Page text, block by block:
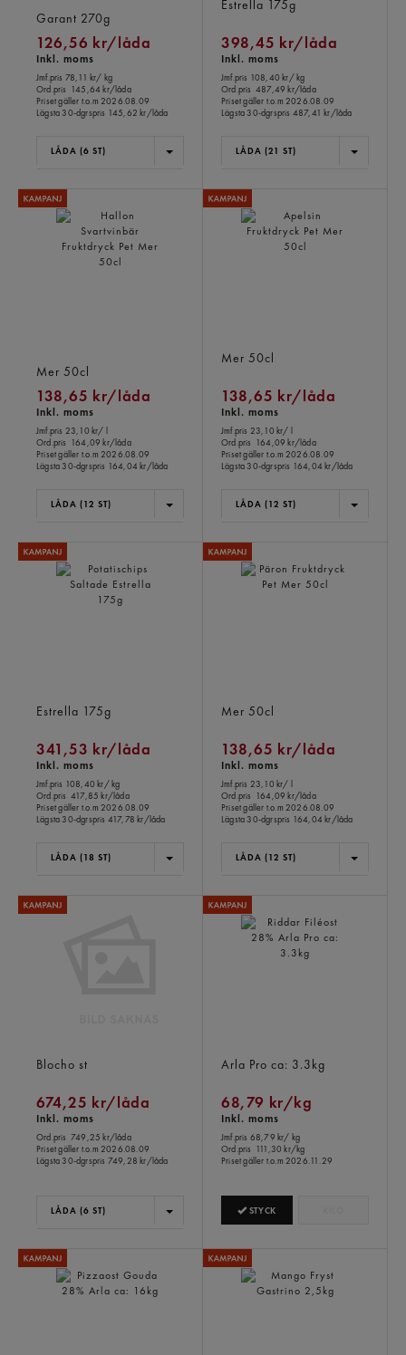
Garant 270g
126,56 kr/låda
Inkl. moms
Jmf.pris 78,11 kr/ kg
Ord.pris
145,64 kr/låda
Priset gäller t.o.m 2026.08.09
Lägsta 30-dgrspris 145,62 kr/låda
LÅDA (6 ST)
Estrella 175g
398,45 kr/låda
Inkl. moms
Jmf.pris 108,40 kr/ kg
Ord.pris 487,49 kr/låda
Priset gäller t.o.m 2026.08.09
Lägsta 30-dgrspris 487,41 kr/låda
LÅDA (21 ST)
Mer 50cl
138,65 kr/låda
Inkl. moms
Jmf.pris 23,10 kr/ l
Ord.pris
164,09 kr/låda
Priset gäller t.o.m 2026.08.09
Lägsta 30-dgrspris 164,04 kr/låda
LÅDA (12 ST)
Mer 50cl
138,65 kr/låda
Inkl. moms
Jmf.pris 23,10 kr/ l
Ord.pris
164,09 kr/låda
Priset gäller t.o.m 2026.08.09
Lägsta 30-dgrspris 164,04 kr/låda
LÅDA (12 ST)
Estrella 175g
341,53 kr/låda
Inkl. moms
Jmf.pris 108,40 kr/ kg
Ord.pris 417,85 kr/låda
Priset gäller t.o.m 2026.08.09
Lägsta 30-dgrspris 417,78 kr/låda
LÅDA (18 ST)
Mer 50cl
138,65 kr/låda
Inkl. moms
Jmf.pris 23,10 kr/ l
Ord.pris
164,09 kr/låda
Priset gäller t.o.m 2026.08.09
Lägsta 30-dgrspris 164,04 kr/låda
LÅDA (12 ST)
Blocho st
674,25 kr/låda
Inkl. moms
Ord.pris 749,25 kr/låda
Priset gäller t.o.m 2026.08.09
Lägsta 30-dgrspris 749,28 kr/låda
LÅDA (6 ST)
Arla Pro ca: 3.3kg
68,79 kr/kg
Inkl. moms
Jmf.pris 68,79 kr/ kg
Ord.pris
111,30 kr/kg
Priset gäller t.o.m 2026.11.29
STYCK